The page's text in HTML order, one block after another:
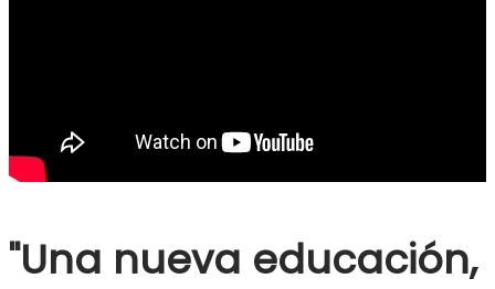
"Una nueva educación,